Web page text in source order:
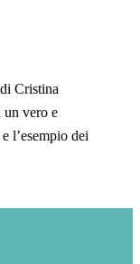
Cristina
un vero e
l’esempio dei